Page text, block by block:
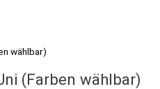
(Farben wählbar)